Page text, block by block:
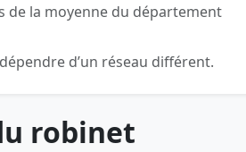
de la moyenne du département
d’un réseau différent.
robinet